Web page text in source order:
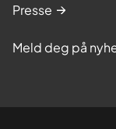
Presse
Meld deg på